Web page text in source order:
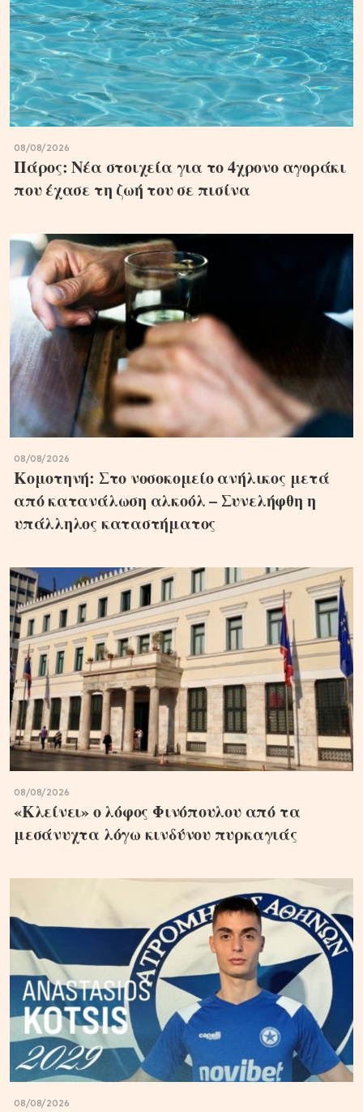
08/08/2026
Πάρος: Νέα στοιχεία για το 4χρονο αγοράκι
που έχασε τη ζωή του σε πισίνα
08/08/2026
Κομοτηνή: Στο νοσοκομείο ανήλικος μετά
από κατανάλωση αλκοόλ – Συνελήφθη η
υπάλληλος καταστήματος
08/08/2026
«Κλείνει» ο λόφος Φινόπουλου από τα
μεσάνυχτα λόγω κινδύνου πυρκαγιάς
08/08/2026